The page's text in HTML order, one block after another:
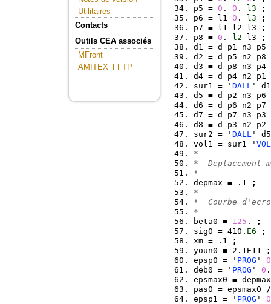
Utilitaires
Contacts
Outils CEA associés
MFront
AMITEX_FFTP
p5 = 0 . 0 . l3
;
p6 = l1 0 . l3
;
p7 = l1 l2 l3
;
p8 = 0 . l2 l3
;
d1 = d p1 n3 p5
d2 = d p5 n2 p8
d3 = d p8 n3 p4
d4 = d p4 n2 p1
sur1 = ' DALL '
d5 = d p2 n3 p6
d6 = d p6 n2 p7
d7 = d p7 n3 p3
d8 = d p3 n2 p2
sur2 = ' DALL '
vol1 = sur1 '
*
*  Deplacement
*
depmax = .1
;
*
*  Courbe
*
beta0 = 125 .
;
sig0 = 410. E6
;
xm = .1
;
youn0 = 2.1E11
;
epsp0 = ' PROG ' 0
deb0 = ' PROG ' 0
epsmax0 =
pas0 = epsmax0 /
epsp1 = ' PROG ' 0